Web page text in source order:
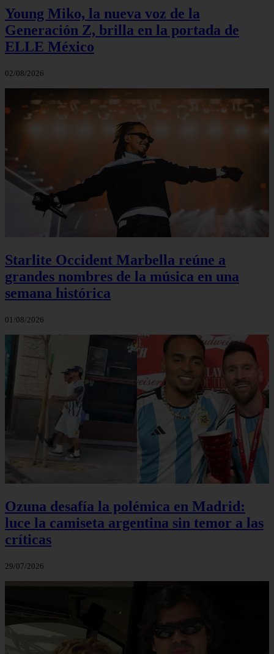
Young Miko, la nueva voz de la
Generación Z, brilla en la portada de
ELLE México
02/08/2026
Starlite Occident Marbella reúne a
grandes nombres de la música en una
semana histórica
01/08/2026
Ozuna desafía la polémica en Madrid:
luce la camiseta argentina sin temor a las
críticas
29/07/2026